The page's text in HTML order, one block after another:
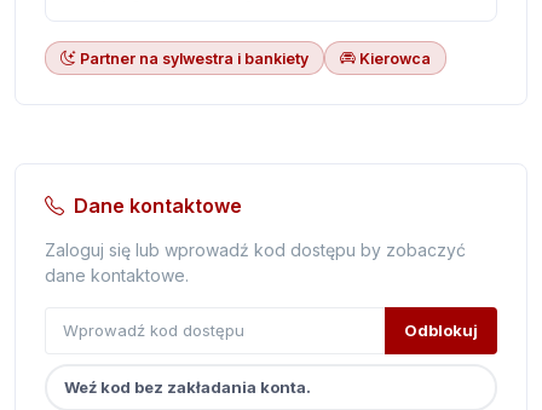
Partner na sylwestra i bankiety Kierowca
Dane kontaktowe
Zaloguj się lub wprowadź kod dostępu by zobaczyć
dane kontaktowe.
Odblokuj
Weź kod bez zakładania konta.